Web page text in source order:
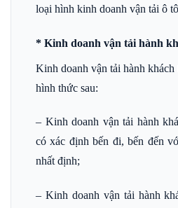
loại hình kinh doanh vận tải ô
* Kinh doanh vận tải hành
Kinh doanh vận tải hành khách
hình thức sau:
– Kinh doanh vận tải hành
có xác định bến đi, bến đến
nhất định;
– Kinh doanh vận tải hành